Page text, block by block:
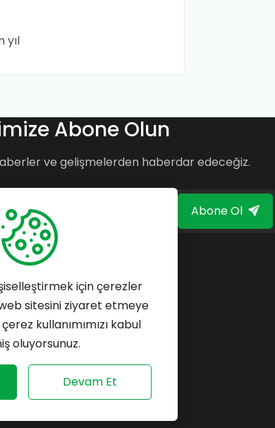
yıl
Abone Olun
ve gelişmelerden haberdar edeceğiz.
Abone Ol
için çerezler
sitesini ziyaret etmeye
kullanımımızı kabul
oluyorsunuz.
Devam Et